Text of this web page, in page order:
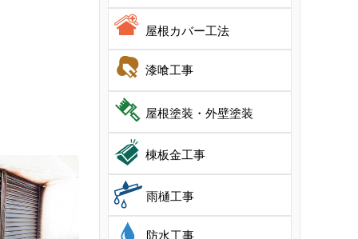
屋根カバー工法
漆喰工事
屋根塗装・外壁塗装
棟板金工事
雨樋工事
防水工事